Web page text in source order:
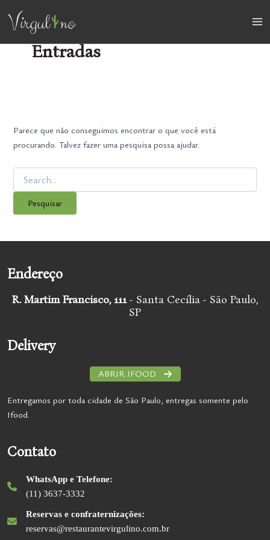
para
conteúdoEntradas
Parece que não conseguimos encontrar o que você está
procurando. Talvez fazer uma pesquisa possa ajudar.
Pesquisar
por:
Endereço
R. Martim Francisco, 111- Santa Cecília - São Paulo,
SP
Delivery
ABRIR IFOOD
Entregamos por toda cidade de São Paulo, entregas somente pelo
Ifood.
Contato
WhatsApp e Telefone:
(11) 3637-3332
Reservas e confraternizações:
reservas@restaurantevirgulino.com.br